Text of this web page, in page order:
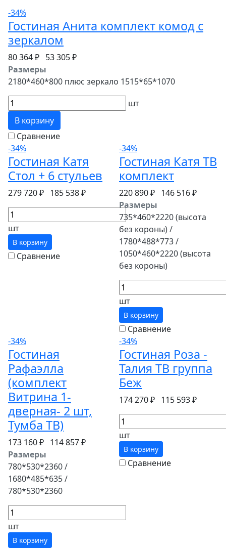
-34%
Гостиная Анита комплект комод с
зеркалом
80 364 ₽ 53 305 ₽
Размеры
2180*460*800 плюс зеркало 1515*65*1070
шт
В корзину
Сравнение
-34%
Гостиная Катя
Стол + 6 стульев
279 720 ₽ 185 538 ₽
шт
В корзину
Сравнение
-34%
Гостиная Катя ТВ
комплект
220 890 ₽ 146 516 ₽
Размеры
735*460*2220 (высота
без короны) /
1780*488*773 /
1050*460*2220 (высота
без короны)
шт
В корзину
Сравнение
-34%
Гостиная
Рафаэлла
(комплект
Витрина 1-
дверная- 2 шт,
Тумба ТВ)
173 160 ₽ 114 857 ₽
Размеры
780*530*2360 /
1680*485*635 /
780*530*2360
шт
В корзину
-34%
Гостиная Роза -
Талия ТВ группа
Беж
174 270 ₽ 115 593 ₽
шт
В корзину
Сравнение